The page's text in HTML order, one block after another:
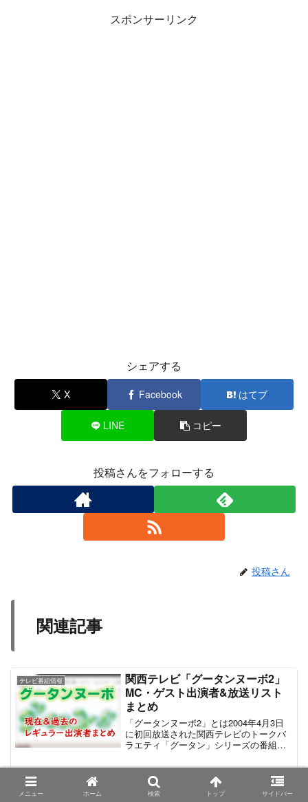
スポンサーリンク
シェアする
X Facebook はてブ
LINE コピー
投稿さんをフォローする
投稿さん
関連記事
テレビ番組情報
関西テレビ「グータンヌーボ2」
MC・ゲスト出演者&放送リスト
まとめ
「グータンヌーボ2」とは2004年4月3日
に初回放送された関西テレビのトークバ
ラエティ「グータン」シリーズの番組で
ィ〜」⇒「空飛ぶグータン〜自分探しバ
ラエティ〜」⇒「グータンヌーボ」と幾
度かのリニューアルを伴って2012年3月
ものまね番組
フジテレビ「最強ものまねフェス
2020」出演タレント一覧
メニュー ホーム 検索 トップ サイドバー